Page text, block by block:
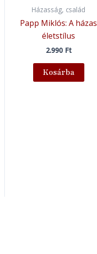
Házasság, család
Papp Miklós: A házas
életstílus
2.990 Ft
Kosárba